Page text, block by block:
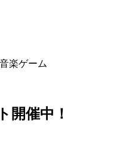
楽ゲーム
開催中！